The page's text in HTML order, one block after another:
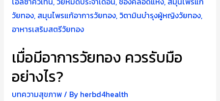
เมื่อมีอาการวัยทอง ควรรับมือ
อย่างไร?
บทความสุขภาพ/ By herbd4health